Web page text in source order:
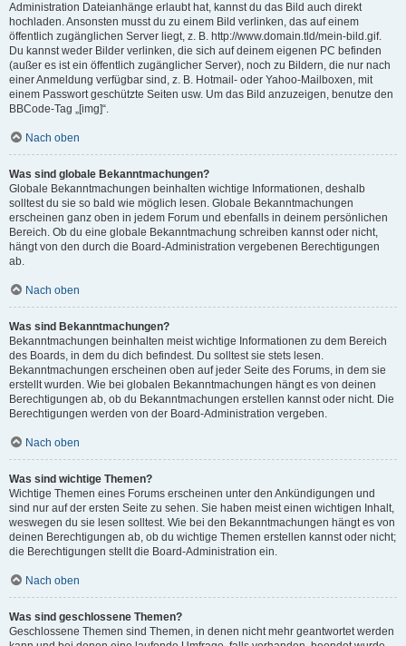
Administration Dateianhänge erlaubt hat, kannst du das Bild auch direkt
hochladen. Ansonsten musst du zu einem Bild verlinken, das auf einem
öffentlich zugänglichen Server liegt, z. B. http://www.domain.tld/mein-bild.gif.
Du kannst weder Bilder verlinken, die sich auf deinem eigenen PC befinden
(außer es ist ein öffentlich zugänglicher Server), noch zu Bildern, die nur nach
einer Anmeldung verfügbar sind, z. B. Hotmail- oder Yahoo-Mailboxen, mit
einem Passwort geschützte Seiten usw. Um das Bild anzuzeigen, benutze den
BBCode-Tag „[img]“.
Nach oben
Was sind globale Bekanntmachungen?
Globale Bekanntmachungen beinhalten wichtige Informationen, deshalb
solltest du sie so bald wie möglich lesen. Globale Bekanntmachungen
erscheinen ganz oben in jedem Forum und ebenfalls in deinem persönlichen
Bereich. Ob du eine globale Bekanntmachung schreiben kannst oder nicht,
hängt von den durch die Board-Administration vergebenen Berechtigungen
ab.
Nach oben
Was sind Bekanntmachungen?
Bekanntmachungen beinhalten meist wichtige Informationen zu dem Bereich
des Boards, in dem du dich befindest. Du solltest sie stets lesen.
Bekanntmachungen erscheinen oben auf jeder Seite des Forums, in dem sie
erstellt wurden. Wie bei globalen Bekanntmachungen hängt es von deinen
Berechtigungen ab, ob du Bekanntmachungen erstellen kannst oder nicht. Die
Berechtigungen werden von der Board-Administration vergeben.
Nach oben
Was sind wichtige Themen?
Wichtige Themen eines Forums erscheinen unter den Ankündigungen und
sind nur auf der ersten Seite zu sehen. Sie haben meist einen wichtigen Inhalt,
weswegen du sie lesen solltest. Wie bei den Bekanntmachungen hängt es von
deinen Berechtigungen ab, ob du wichtige Themen erstellen kannst oder nicht;
die Berechtigungen stellt die Board-Administration ein.
Nach oben
Was sind geschlossene Themen?
Geschlossene Themen sind Themen, in denen nicht mehr geantwortet werden